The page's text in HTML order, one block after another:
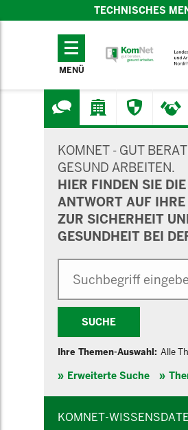
TECHNISCHES
TECHNISCHES
MENÜ
KOMNET - GUT
GESUND ARBEITEN.
HIER FINDEN SIE DIE
ANTWORT AUF IHRE
ZUR SICHERHEIT
GESUNDHEIT BEI
SUCHE
Ihre Themen-Auswahl: Alle
Erweiterte Suche
KOMNET-